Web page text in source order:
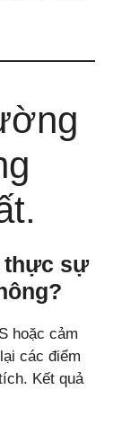
thực sự
hoặc cảm
các điểm
Kết quả